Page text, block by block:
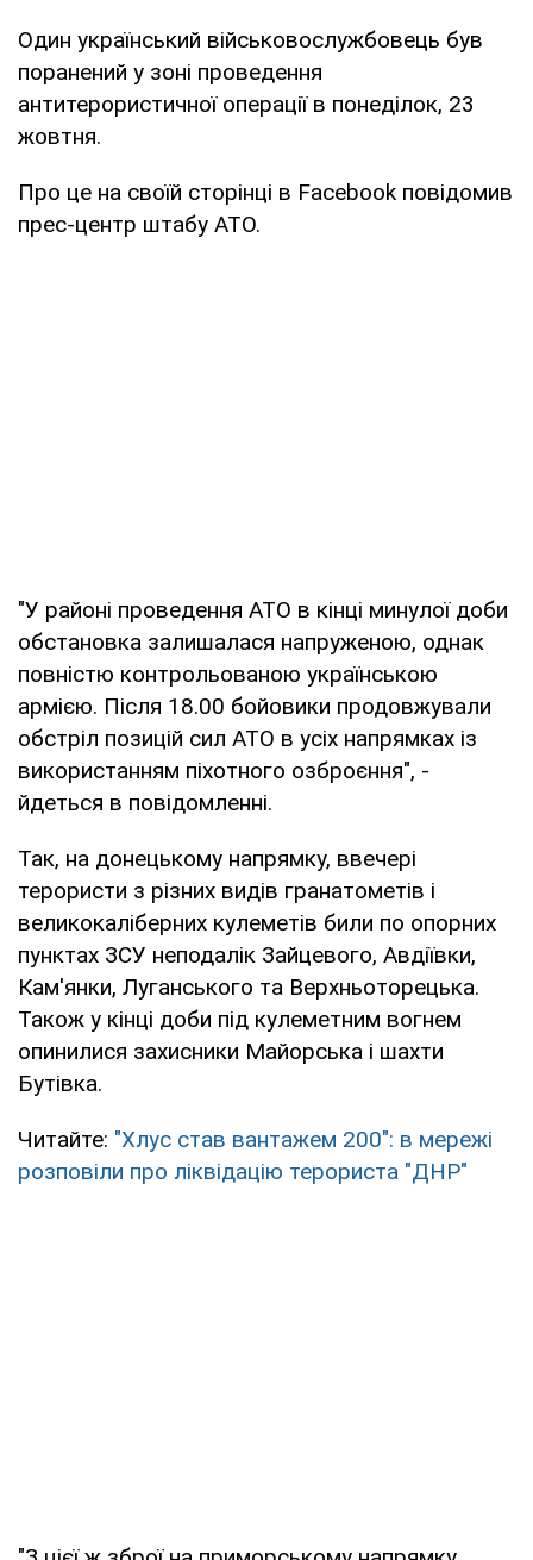
Один український військовослужбовець був
поранений у зоні проведення
антитерористичної операції в понеділок, 23
жовтня.
Про це на своїй сторінці в Facebook повідомив
прес-центр штабу АТО.
"У районі проведення АТО в кінці минулої доби
обстановка залишалася напруженою, однак
повністю контрольованою українською
армією. Після 18.00 бойовики продовжували
обстріл позицій сил АТО в усіх напрямках із
використанням піхотного озброєння", -
йдеться в повідомленні.
Так, на донецькому напрямку, ввечері
терористи з різних видів гранатометів і
великокаліберних кулеметів били по опорних
пунктах ЗСУ неподалік Зайцевого, Авдіївки,
Кам'янки, Луганського та Верхньоторецька.
Також у кінці доби під кулеметним вогнем
опинилися захисники Майорська і шахти
Бутівка.
Читайте: "Хлус став вантажем 200": в мережі
розповіли про ліквідацію терориста "ДНР"